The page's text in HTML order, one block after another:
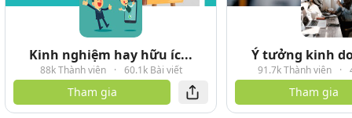
Kinh nghiệm hay hữu íc...
88k Thành viên · 60.1k Bài viết
Tham gia
Ý tưởng kinh
91.7k Thành viên ·
Tham gia